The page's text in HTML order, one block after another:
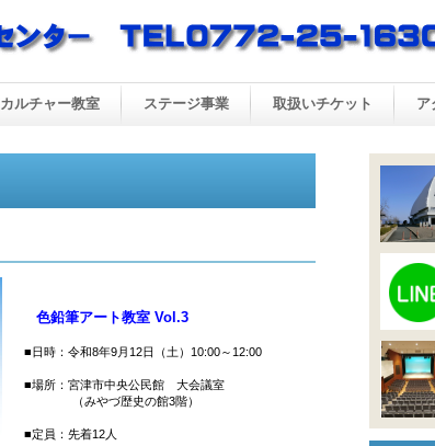
色鉛筆アート教室 Vol.3
■日時：令和8年9月12日（土）10:00～12:00
■場所：宮津市中央公民館 大会議室
（みやづ歴史の館3階）
■定員：先着12人
カルチャー教室 ステージ事業 取扱いチケット ア